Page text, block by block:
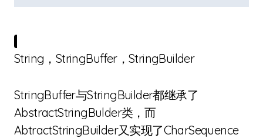
String，StringBuffer，StringBuilder
StringBuffer与StringBuilder都继承了
AbstractStringBulder类，而
AbtractStringBuilder又实现了CharSequence